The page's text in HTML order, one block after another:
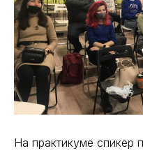
На практикуме спикер